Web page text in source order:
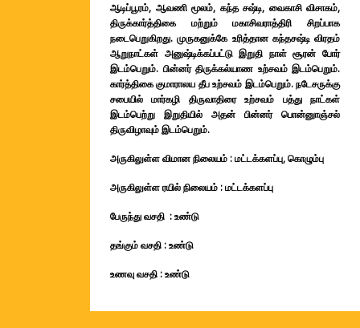
ஆடிப்பூரம், ஆவணி மூலம், கந்த சஷ்டி, வைகாசி விசாகம்,
திருக்கார்த்திகை மற்றும் மகாசிவராத்திரி சிறப்பாக
நடைபெறுகிறது. முருகனுக்கே உரித்தான கந்தசஷ்டி விரதம்
ஆறுநாட்கள் அனுஷ்டிக்கப்பட்டு இறுதி நாள் சூரன் போர்
இடம்பெறும். பின்னர் திருக்கல்யாண உற்சவம் இடம்பெறும்.
கார்த்திகை குமாராலய தீப உற்சவம் இடம்பெறும். நடேசருக்கு
சபையில் மார்கழி திருவாதிரை உற்சவம் பத்து நாட்கள்
இடம்பெற்று இறுதியில் அதன் பின்னர் பொன்னுாஞ்சல்
திருவிழாவும் இடம்பெறும்.
அருகிலுள்ள விமான நிலையம் : மட்டக்களப்பு, கொழும்பு
அருகிலுள்ள ரயில் நிலையம் :மட்டக்களப்பு
பேருந்து வசதி : உண்டு
தங்கும் வசதி : உண்டு
உணவு வசதி : உண்டு